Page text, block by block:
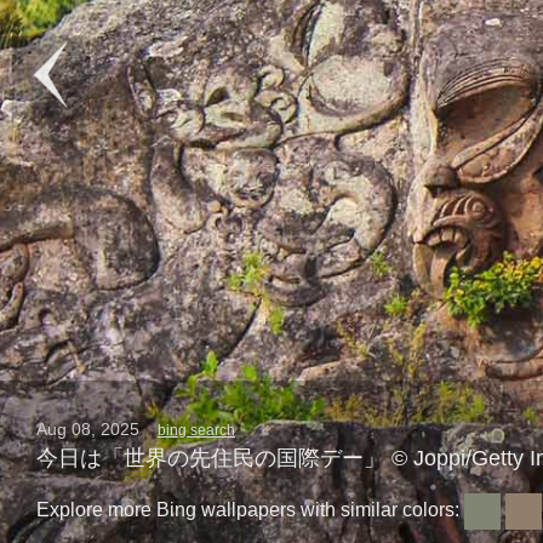
Aug 08, 2025 bing search
今日は「世界の先住民の国際デー」 © Joppi/Getty
Explore more Bing wallpapers with similar colors: